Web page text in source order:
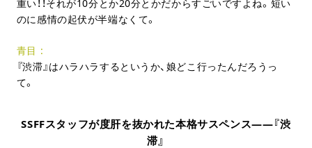
重い！！それが10分とか20分とかだからすごいですよね。短い
のに感情の起伏が半端なくて。
青目
『渋滞』はハラハラするというか、娘どこ行ったんだろうっ
て。
SSFFスタッフが度肝を抜かれた本格サスペンス――『渋
滞』